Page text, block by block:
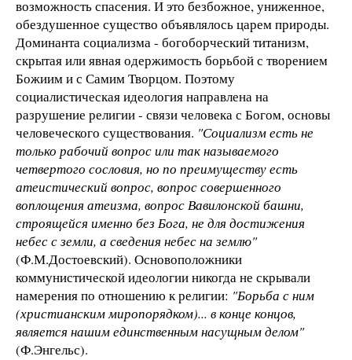
возможность спасения. И это безбожное, униженное,
обездушенное существо объявлялось царем природы.
Доминанта социализма - богоборческий титанизм,
скрытая или явная одержимость борьбой с творением
Божиим и с Самим Творцом. Поэтому
социалистическая идеология направлена на
разрушение религии - связи человека с Богом, основы
человеческого существования. "Социализм есть не
только рабочий вопрос или так называемого
четвертого сословия, но по преимуществу есть
атеистический вопрос, вопрос совершенного
воплощения атеизма, вопрос Вавилонской башни,
строящейся именно без Бога, не для достижения
небес с земли, а сведения небес на землю"
(Ф.М.Достоевский). Основоположники
коммунистической идеологии никогда не скрывали
намерения по отношению к религии: "Борьба с ним
(христианским миропорядком)... в конце концов,
является нашим единственным насущным делом"
(Ф.Энгельс).